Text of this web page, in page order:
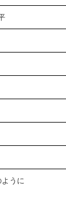
うに